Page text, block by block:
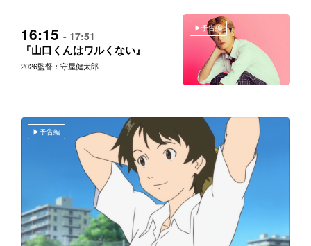
予告編
16:15 - 17:51
『山口くんはワルくない』
2026監督：守屋健太郎
予告編